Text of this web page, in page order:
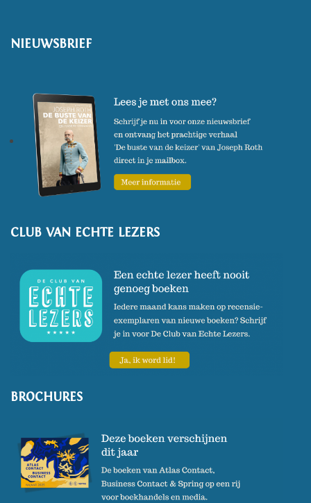
NIEUWSBRIEF
CLUB VAN ECHTE LEZERS
BROCHURES